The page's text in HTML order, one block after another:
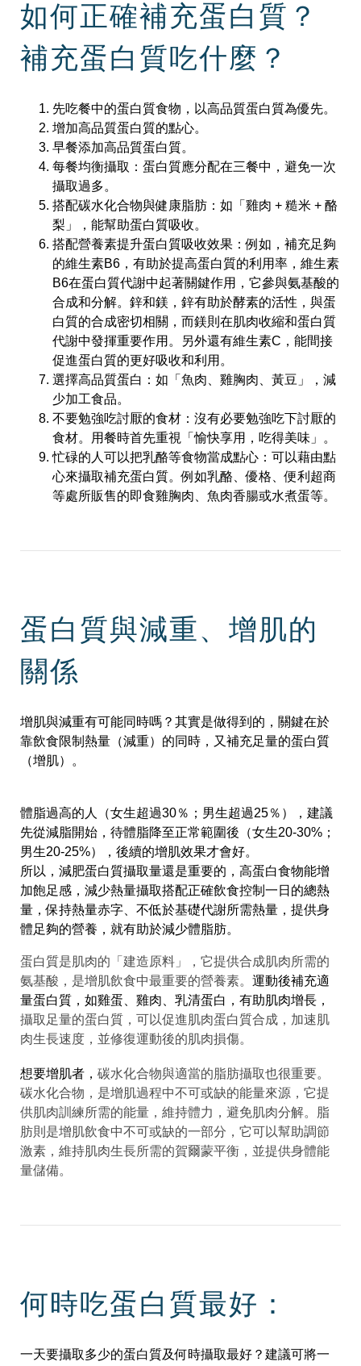
如何正確補充蛋白質？
補充蛋白質吃什麼？
先吃餐中的蛋白質食物，以高品質蛋白質為優先。
增加高品質蛋白質的點心。
早餐添加高品質蛋白質。
每餐均衡攝取：蛋白質應分配在三餐中，避免一次
攝取過多。
搭配碳水化合物與健康脂肪：如「雞肉 + 糙米 + 酪
梨」，能幫助蛋白質吸收。
搭配營養素提升蛋白質吸收效果：例如，補充足夠
的維生素B6，有助於提高蛋白質的利用率，維生素
B6在蛋白質代謝中起著關鍵作用，它參與氨基酸的
合成和分解。鋅和鎂，鋅有助於酵素的活性，與蛋
白質的合成密切相關，而鎂則在肌肉收縮和蛋白質
代謝中發揮重要作用。另外還有維生素C，能間接
促進蛋白質的更好吸收和利用。
選擇高品質蛋白：如「魚肉、雞胸肉、黃豆」，減
少加工食品。
不要勉強吃討厭的食材：沒有必要勉強吃下討厭的
食材。用餐時首先重視「愉快享用，吃得美味」。
忙碌的人可以把乳酪等食物當成點心：可以藉由點
心來攝取補充蛋白質。例如乳酪、優格、便利超商
等處所販售的即食雞胸肉、魚肉香腸或水煮蛋等。
蛋白質與減重、增肌的
關係
增肌與減重有可能同時嗎？其實是做得到的，關鍵在於
靠飲食限制熱量（減重）的同時，又補充足量的蛋白質
（增肌）。
體脂過高的人（女生超過30％；男生超過25％），建議
先從減脂開始，待體脂降至正常範圍後（女生20-30%；
男生20-25%），後續的增肌效果才會好。
所以，減肥蛋白質攝取量還是重要的，高蛋白食物能增
加飽足感，減少熱量攝取搭配正確飲食控制一日的總熱
量，保持熱量赤字、不低於基礎代謝所需熱量，提供身
體足夠的營養，就有助於減少體脂肪。
蛋白質是肌肉的「建造原料」，它提供合成肌肉所需的
氨基酸，是增肌飲食中最重要的營養素。 運動後補充適
量蛋白質，如雞蛋、雞肉、乳清蛋白，有助肌肉增長，
攝取足量的蛋白質，可以促進肌肉蛋白質合成，加速肌
肉生長速度，並修復運動後的肌肉損傷。
想要增肌者， 碳水化合物與適當的脂肪攝取也很重要。
碳水化合物，是增肌過程中不可或缺的能量來源，它提
供肌肉訓練所需的能量，維持體力，避免肌肉分解。脂
肪則是增肌飲食中不可或缺的一部分，它可以幫助調節
激素，維持肌肉生長所需的賀爾蒙平衡，並提供身體能
量儲備。
何時吃蛋白質最好：
一天要攝取多少的蛋白質及何時攝取最好？建議可將一